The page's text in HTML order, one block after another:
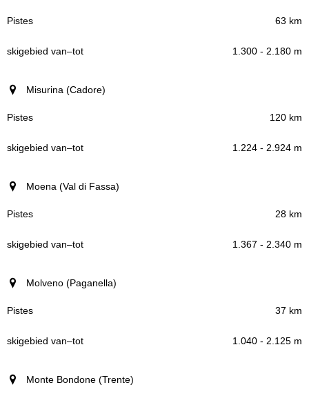
63 km
1.300 - 2.180 m
Misurina (Cadore)
120 km
1.224 - 2.924 m
Moena (Val di Fassa)
28 km
1.367 - 2.340 m
Molveno (Paganella)
37 km
1.040 - 2.125 m
Monte Bondone (Trente)